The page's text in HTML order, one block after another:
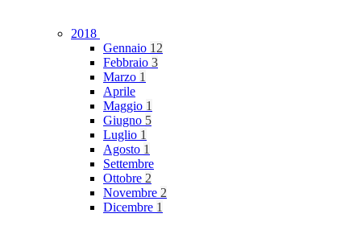
2018
Gennaio 12
Febbraio 3
Marzo 1
Aprile
Maggio 1
Giugno 5
Luglio 1
Agosto 1
Settembre
Ottobre 2
Novembre 2
Dicembre 1